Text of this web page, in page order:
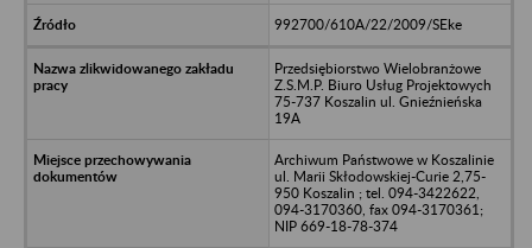
992700/610A/22/2009/SEke
Przedsiębiorstwo Wielobranżowe
Z.S.M.P. Biuro Usług Projektowych
75-737 Koszalin ul. Gnieźnieńska
19A
Archiwum Państwowe w Koszalinie
ul. Marii Skłodowskiej-Curie 2,75-
950 Koszalin ; tel. 094-3422622,
094-3170360, fax 094-3170361;
NIP 669-18-78-374